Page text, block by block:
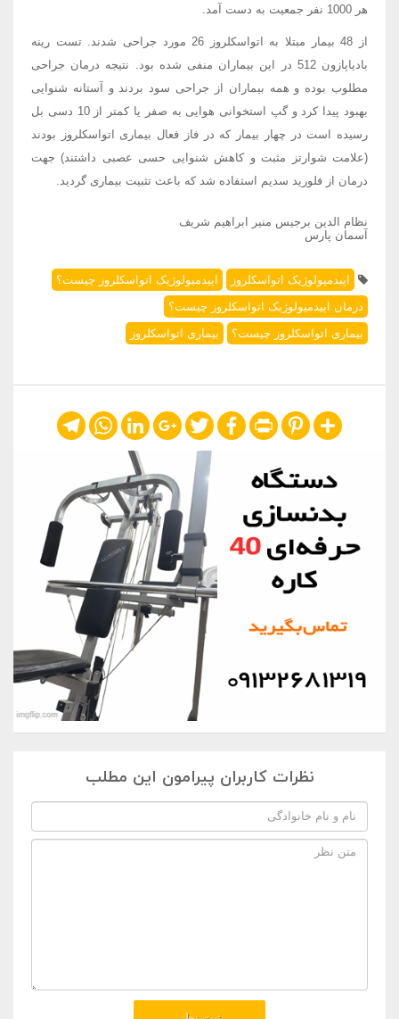
هر 1000 نفر جمعیت به دست آمد.
از 48 بیمار مبتلا به اتواسکلروز 26 مورد جراحی شدند. تست رینه
بادیاپازون 512 در این بیماران منفی شده بود. نتیجه درمان جراحی
مطلوب بوده و همه بیماران از جراحی سود بردند و آستانه شنوایی
بهبود پیدا کرد و گپ استخوانی هوایی به صفر یا کمتر از 10 دسی بل
رسیده است در چهار بیمار که در فاز فعال بیماری اتواسکلروز بودند
(علامت شوارتز مثبت و کاهش شنوایی حسی عصبی داشتند) جهت
درمان از فلورید سدیم استفاده شد که باعث تثبیت بیماری گردید.
نظام الدین برجیس منیر ابراهیم شریف
آسمان پارس
اپیدمیولوژیک اتواسکلروز
اپیدمیولوژیک اتواسکلروز چیست؟
درمان اپیدمیولوژیک اتواسکلروز چیست؟
بیماری اتواسکلروز چیست؟
بیماری اتواسکلروز
Share
Pinterest
Print
Facebook
Twitter
Google+
LinkedIn
WhatsApp
Telegram
نظرات کاربران پیرامون این مطلب